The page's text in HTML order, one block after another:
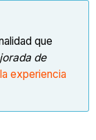
que
de
experiencia